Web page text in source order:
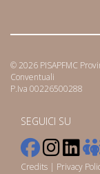
© 2026 PISAPFMC
Conventuali
P.Iva 00226500288
SEGUICI SU
Credits | Privacy